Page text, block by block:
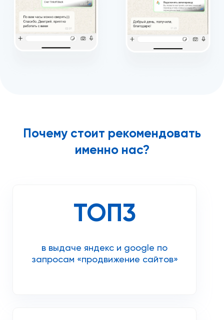
Почему стоит рекомендовать
именно нас?
ТОП3
в выдаче яндекс и google по
запросам «продвижение сайтов»